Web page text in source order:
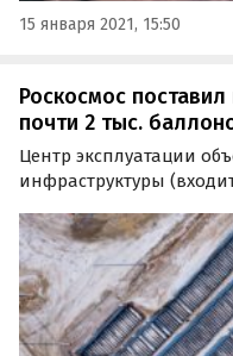
15 января 2021, 15:50
Роскосмос
почти 2 тыс.
Центр эксплуатации
инфраструктуры
хранения и выдачи
ракетного комплекса